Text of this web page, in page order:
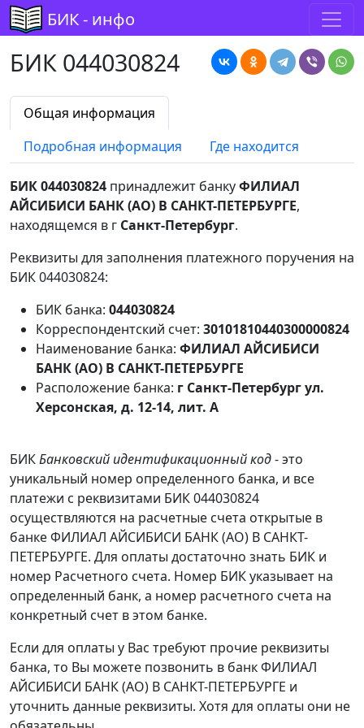
БИК - инфо
БИК 044030824
Общая информация
Подробная информация
Где находится
БИК 044030824 принадлежит банкуФИЛИАЛ
АЙСИБИСИ БАНК (АО) В САНКТ-ПЕТЕРБУРГЕ,
находящемся в г Санкт-Петербург.
Реквизиты для заполнения платежного поручения на
БИК 044030824:
БИК банка: 044030824
Корреспондентский счет: 30101810440300000824
Наименование банка: ФИЛИАЛ АЙСИБИСИ
БАНК (АО) В САНКТ-ПЕТЕРБУРГЕ
Расположение банка: г Санкт-Петербург ул.
Херсонская, д. 12-14, лит. А
БИКБанковский идентификационный код- это
уникальный номер определенного банка, и все
платежи с реквизитами БИК 044030824
осуществляются на расчетные счета открытые в
банке ФИЛИАЛ АЙСИБИСИ БАНК (АО) В САНКТ-
ПЕТЕРБУРГЕ. Для оплаты достаточно знать БИК и
номер Расчетного счета. Номер БИК указывает на
определенный банк, а номер расчетного счета на
конкретный счет в этом банке.
Если для оплаты у Вас требуют прочие реквизиты
банка, то Вы можете позвонить в банк ФИЛИАЛ
АЙСИБИСИ БАНК (АО) В САНКТ-ПЕТЕРБУРГЕ и
уточнить данные реквизиты. Хотя для оплаты они не